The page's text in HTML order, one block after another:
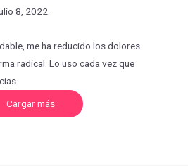
Valorado
con5de 5
8, 2022
me ha reducido los dolores
radical. Lo uso cada vez que
Cargar másC
r